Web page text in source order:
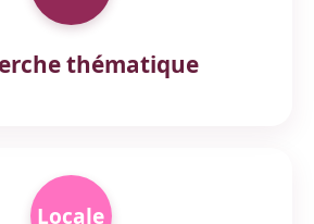
thématique
Locale